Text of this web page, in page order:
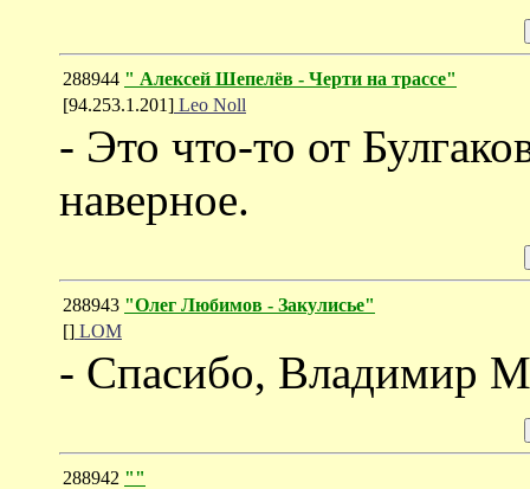
288944 " Алексей Шепелёв - Черти на трассе"
[94.253.1.201] Leo Noll
- Это что-то от
наверное.
288943 "Олег Любимов - Закулисье"
[] LOM
- Спасибо, Владимир
288942 ""